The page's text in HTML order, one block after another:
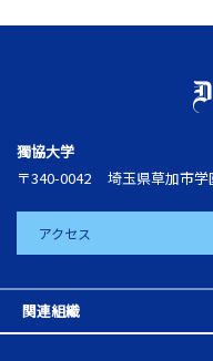
獨協大学
〒340-0042
埼玉県草加市学
アクセス
関連組織